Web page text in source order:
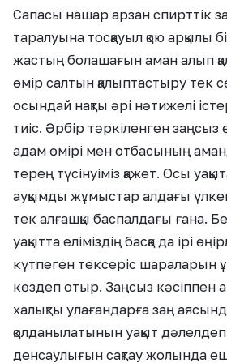
Сапасы нашар арзан спирттік
таралуына тосқауыл қою арқылы
жастың болашағын аман алып
өмір салтын қалыптастыру тек
осындай нақты әрі нәтижелі
тиіс. Әрбір тәркіленген заңсыз
адам өмірі мен отбасының
терең түсінуіміз қажет. Осы
ауқымды жұмыстар алдағы
тек алғашқы баспалдағы ғана.
уақытта еліміздің басқа да ірі
күтпеген тексеріс
көздеп отыр. Заңсыз кәсіппен
халықты улағандарға заң
қолданылатынын уақыт дәлелдеп
денсаулығын сақтау жолында